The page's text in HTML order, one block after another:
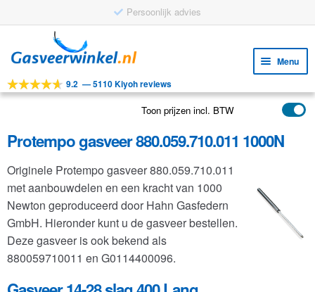
Persoonlijk advies
door
navigatie
naar
inhoud
Menu
Tools
Toepassingen
Klantenservice
FAQ
9.2 —5110 Kiyoh reviews
Toon prijzen incl. BTW
Protempo gasveer 880.059.710.011 1000N
Originele Protempo gasveer 880.059.710.011
met aanbouwdelen en een kracht van 1000
Newton geproduceerd door Hahn Gasfedern
GmbH. Hieronder kunt u de gasveer bestellen.
Deze gasveer is ook bekend als
880059710011 en G0114400096.